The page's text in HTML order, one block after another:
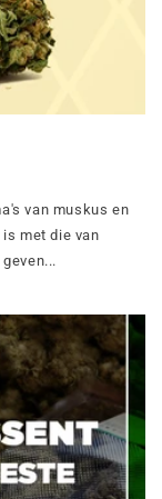
van muskus en
met die van